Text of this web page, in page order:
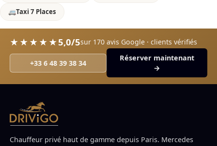
🚐Taxi 7 Places
★★★★★5,0/5sur 170 avis Google · clients vérifiés
+33 6 48 39 38 34
Réserver maintenant
→
Chauffeur privé haut de gamme depuis Paris. Mercedes